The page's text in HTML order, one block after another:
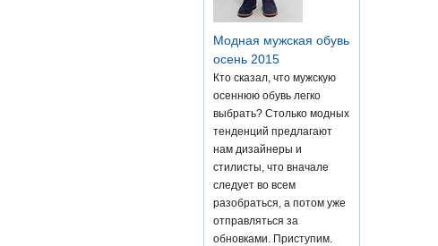
Модная мужская обувь
осень 2015
Кто сказал, что мужскую
осеннюю обувь легко
выбрать? Столько модных
тенденций предлагают
нам дизайнеры и
стилисты, что вначале
следует во всем
разобраться, а потом уже
отправляться за
обновками. Приступим.